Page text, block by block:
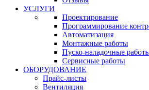
УСЛУГИ
Проектирование
Программирование
Автоматизация
Монтажные работы
Пуско-наладочные
Сервисные работы
ОБОРУДОВАНИЕ
Прайс-листы
Вентиляция